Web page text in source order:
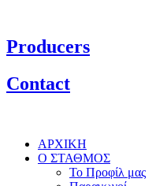
Producers
Contact
ΑΡΧΙΚΗ
Ο ΣΤΑΘΜΟΣ
Το Προφίλ μας